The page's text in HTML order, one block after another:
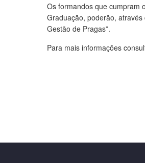
Os formandos que cumpram
Graduação, poderão,
Gestão de Pragas”.
Para mais informações